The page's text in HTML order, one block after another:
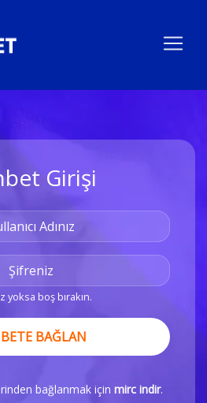
Girişi
yoksa boş bırakın.
BAĞLAN
bağlanmak için mirc indir.